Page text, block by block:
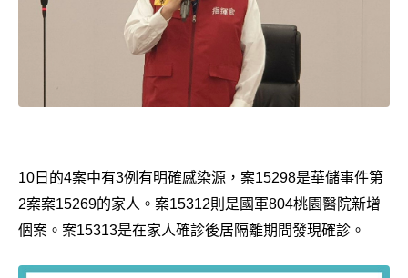
10日的4案中有3例有明確感染源，案15298是華儲事件第
2案案15269的家人。案15312則是國軍804桃園醫院新增
個案。案15313是在家人確診後居隔離期間發現確診。